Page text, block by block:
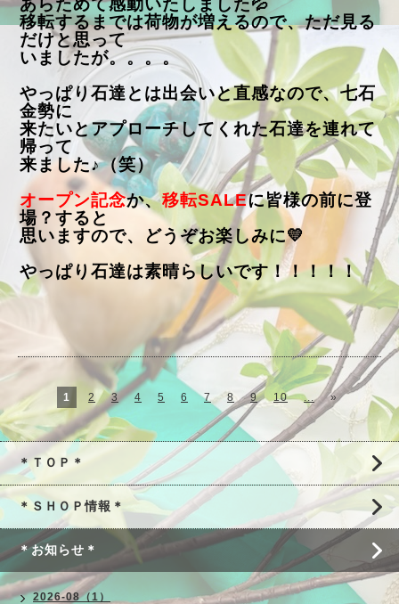
あらためて感動いたしました💦
移転するまでは荷物が増えるので、ただ見る
だけと思って
いましたが。。。。
やっぱり石達とは出会いと直感なので、七石
金勢に
来たいとアプローチしてくれた石達を連れて
帰って
来ました♪（笑）
オープン記念か、移転SALEに皆様の前に登
場？すると
思いますので、どうぞお楽しみに💛
やっぱり石達は素晴らしいです！！！！！
1 2 3 4 5 6 7 8 9 10 ... »
＊ＴＯＰ＊
＊ＳＨＯＰ情報＊
＊お知らせ＊
2026-08（1）